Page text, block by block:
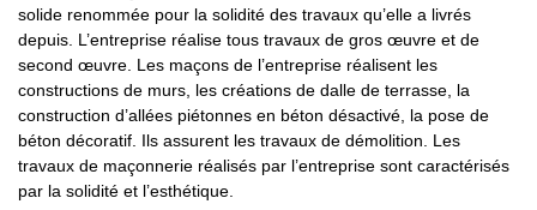
solide renommée pour la solidité des travaux qu’elle a livrés
depuis. L’entreprise réalise tous travaux de gros œuvre et de
second œuvre. Les maçons de l’entreprise réalisent les
constructions de murs, les créations de dalle de terrasse, la
construction d’allées piétonnes en béton désactivé, la pose de
béton décoratif. Ils assurent les travaux de démolition. Les
travaux de maçonnerie réalisés par l’entreprise sont caractérisés
par la solidité et l’esthétique.